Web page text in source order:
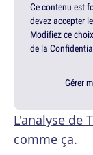
Ce contenu est
devez accepter
Modifiez ce
de la
Gérer
L'analyse de
comme ça.